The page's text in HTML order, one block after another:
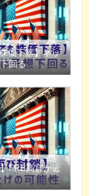
価下落】ネッ
回る
FRB高官が近